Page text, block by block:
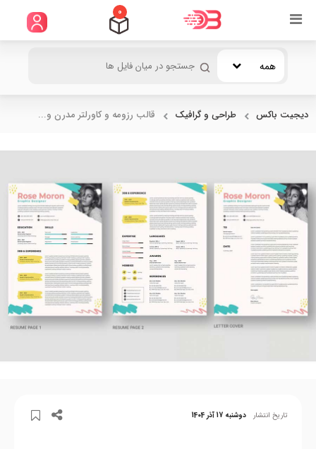
0
همه
دیجیت باکس طراحی و گرافیک قالب رزومه و کاورلتر مدرن و...
تاریخ انتشار دوشنبه 17 آذر 1404